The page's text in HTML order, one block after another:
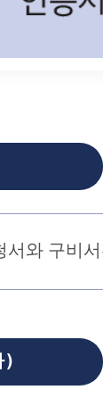
와 구비
)